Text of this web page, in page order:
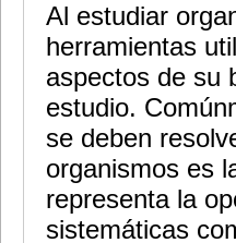
Al estudiar
herramientas
aspectos de su
estudio.
se deben
organismos es
representa la
sistemáticas